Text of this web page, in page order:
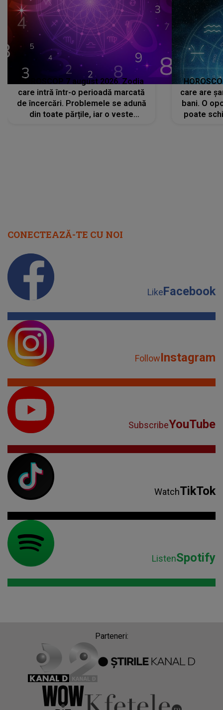
HOROSCOP 7 august 2026. Zodia
care intră într-o perioadă marcată
de încercări. Problemele se adună
din toate părțile, iar o veste
care are
bani. O
poate
CONECTEAZĂ-TE CU NOI
LikeFacebook
FollowInstagram
SubscribeYouTube
WatchTikTok
ListenSpotify
Parteneri: